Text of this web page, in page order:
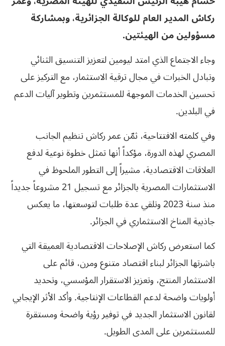
ركاش المدير العام للوكالة الجزائرية، وبمشاركة
مسؤولين من الهيئتين.
وجاء الاجتماع الذي امتد ليومين لتعزيز التنسيق الثنائي
وتبادل الخبرات في مجال ترقية الاستثمار، مع التركيز على
تحسين الخدمات الموجهة للمستثمرين وتطوير آليات الدعم
في البلدين.
وفي كلمته الافتتاحية، ثمّن عمر ركاش تنظيم الجانب
المصري لهذه الدورة، مؤكداً أنها تمثل خطوة نوعية لدفع
العلاقات الاقتصادية، مشيراً إلى التطور الملحوظ في
الاستثمارات المصرية بالجزائر مع تسجيل 21 مشروعاً جديداً
منذ سنة 2023 وتلقي عدة طلبات لتوسعتها، ما يعكس
جاذبية المناخ الاستثماري في الجزائر.
كما استعرض ركاش الإصلاحات الاقتصادية العميقة التي
باشرتها الجزائر لبناء اقتصاد متنوع ومرن، قائم على
الاستثمار المنتج، وتعزيز الاستقرار المؤسسي، وتحديد
أولويات واضحة لدعم القطاعات الإنتاجية. وأكد الأثر الإيجابي
لقانون الاستثمار الجديد في توفير رؤية واضحة ومستقرة
للمستثمرين على المدى الطويل.